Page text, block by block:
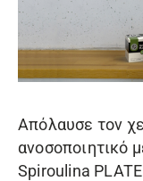
Απόλαυσε τον
ανοσοποιητικό
Spiroulina